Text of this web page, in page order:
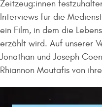
Zeitzeug:innen
Interviews für die
ein Film, in dem die
erzählt wird. Auf unserer
Jonathan und Joseph
Rhiannon Moutafis von